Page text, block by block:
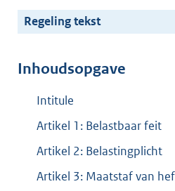
Regeling tekst
Inhoudsopgave
Intitule
Artikel 1: Belastbaar feit
Artikel 2: Belastingplicht
Artikel 3: Maatstaf van